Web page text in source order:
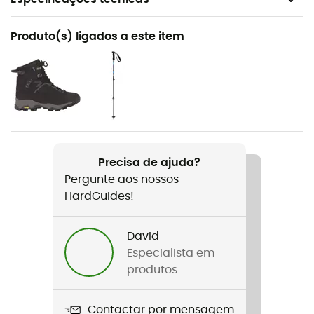
Recomendado para
Raquetes de neve
Peso
955 g
Nome do produto
Tecnologias utilizadas
Lateral Adjust - Lock Adjustment - Hyperflex Concept
- Boa® Fit System
Peso do par
Produto(s) ligados a este item
Precisa de ajuda?
Pergunte aos nossos
HardGuides!
David
Especialista em
produtos
Contactar por mensagem